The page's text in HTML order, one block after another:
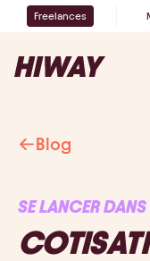
Freelances
Blog
SE LANCER